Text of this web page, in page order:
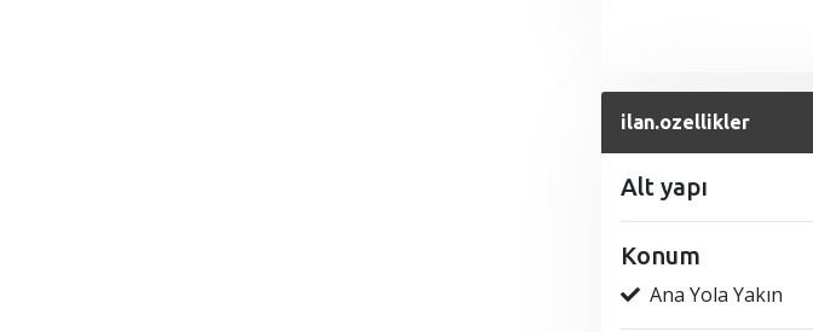
ilan.ozellikler
Alt yapı
Konum
Ana Yola Yakın